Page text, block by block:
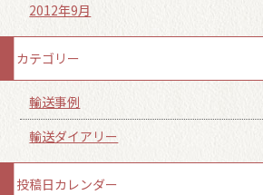
2012年9月
カテゴリー
輸送事例
輸送ダイアリー
投稿日カレンダー